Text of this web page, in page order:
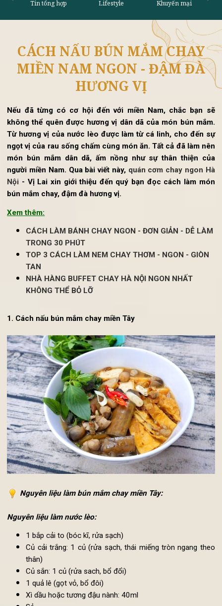
Tin tổng hợp Lifestyle
CÁCH NẤU BÚN MẮM CHAY
MIỀN NAM NGON - ĐẬM ĐÀ
HƯƠNG VỊ
Nếu đã từng có cơ hội đến với miền Nam, chắc bạn
không thể quên được hương vị dân dã của món bún
Từ hương vị của nước lèo được làm từ cá linh, cho đến
ngọt vị của rau sống chấm cùng món ăn. Tất cả đã làm
món bún mắm dân dã, ấm nồng như sự thân thiện
người miền Nam.Qua bài viết này,
bún mắm chay, đậm đà hương vị.
Xem thêm:
CÁCH LÀM BÁNH CHAY NGON - ĐƠN GIẢN - DỄ
TRONG 30 PHÚT
TOP 3 CÁCH LÀM NEM CHAY THƠM - NGON - GIÒN
TAN
KHÔNG THỂ BỎ LỠ
1. Cách nấu bún mắm chay miền Tây
Nguyên liệu làm bún mắm chay miền Tây:
Nguyên liệu làm nước lèo:
1 bắp cải to (bóc kĩ, rửa sạch)
Củ cải trắng: 1 củ (rửa sạch, thái miếng tròn ngang
thân)